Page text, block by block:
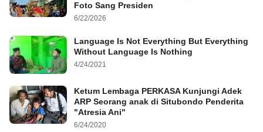
Foto Sang Presiden
6/22/2026
Language Is Not Everything But Everything
Without Language Is Nothing
4/24/2021
Ketum Lembaga PERKASA Kunjungi Adek
ARP Seorang anak di Situbondo Penderita
"Atresia Ani"
6/24/2020